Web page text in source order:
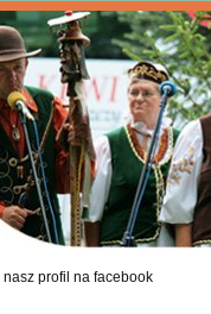
profil na facebook